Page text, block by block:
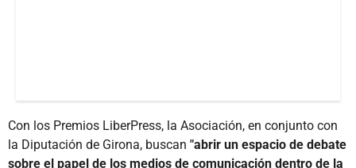
Con los Premios LiberPress, la Asociación, en conjunto con
la Diputación de Girona, buscan "abrir un espacio de debate
sobre el papel de los medios de comunicación dentro de la